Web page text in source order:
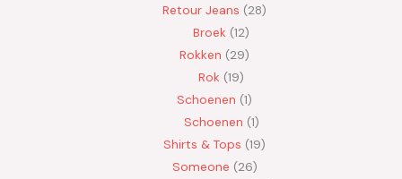
Retour Jeans
28
Broek 12
Rokken
29
Rok 19
Schoenen 1
Schoenen 1
Shirts & Tops 19
Someone 26